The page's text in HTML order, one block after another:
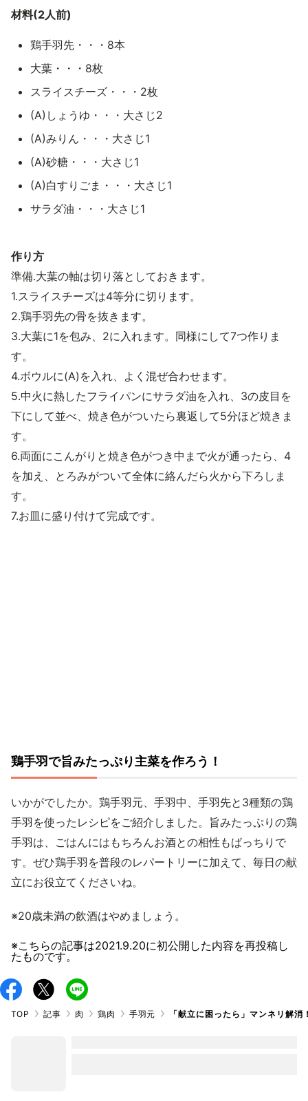
材料(2人前)
鶏手羽先・・・8本
大葉・・・8枚
スライスチーズ・・・2枚
(A)しょうゆ・・・大さじ2
(A)みりん・・・大さじ1
(A)砂糖・・・大さじ1
(A)白すりごま・・・大さじ1
サラダ油・・・大さじ1
作り方
準備.大葉の軸は切り落としておきます。
1.スライスチーズは4等分に切ります。
2.鶏手羽先の骨を抜きます。
3.大葉に1を包み、2に入れます。同様にして7つ作りま
す。
4.ボウルに(A)を入れ、よく混ぜ合わせます。
5.中火に熱したフライパンにサラダ油を入れ、3の皮目を
下にして並べ、焼き色がついたら裏返して5分ほど焼きま
す。
6.両面にこんがりと焼き色がつき中まで火が通ったら、4
を加え、とろみがついて全体に絡んだら火から下ろしま
す。
7.お皿に盛り付けて完成です。
鶏手羽で旨みたっぷり主菜を作ろう！
いかがでしたか。鶏手羽元、手羽中、手羽先と3種類の鶏
手羽を使ったレシピをご紹介しました。旨みたっぷりの鶏
手羽は、ごはんにはもちろんお酒との相性もばっちりで
す。ぜひ鶏手羽を普段のレパートリーに加えて、毎日の献
立にお役立てくださいね。
※20歳未満の飲酒はやめましょう。
※こちらの記事は2021.9.20に初公開した内容を再投稿し
たものです。
TOP 記事 肉 鶏肉 手羽元 「献立に困ったら」マンネリ解